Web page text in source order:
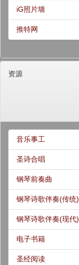
iG照片墙
推特网
资源
音乐事工
圣诗合唱
钢琴前奏曲
钢琴诗歌伴奏(传统)
钢琴诗歌伴奏(现代)
电子书籍
圣经阅读